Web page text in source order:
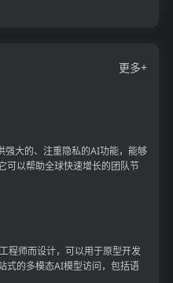
更多+
强大的、注重隐私的AI功能，能够
可以帮助全球快速增长的团队节
程师而设计，可以用于原型开发
式的多模态AI模型访问，包括语